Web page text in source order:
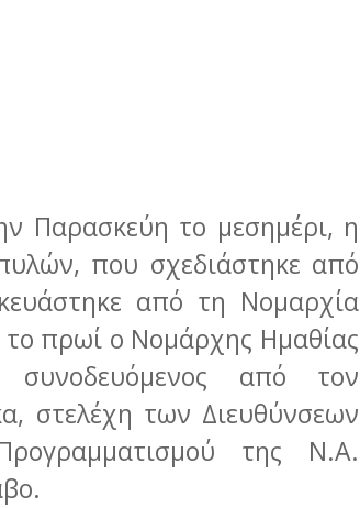
Παρασκεύη το μεσημέρι, η
που σχεδιάστηκε από
από τη Νομαρχία
το πρωί ο Νομάρχης Ημαθίας
συνοδευόμενος από τον
στελέχη των Διευθύνσεων
της Ν.Α.